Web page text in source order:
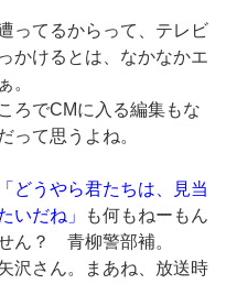
ってるからって、テレビ
かけるとは、なかなかエ
。
ろでCMに入る編集もな
って思うよね。
「どうやら君たちは、見当
いだね」
も何もねーもん
ん？ 青柳警部補。
沢さん。まあね、放送時